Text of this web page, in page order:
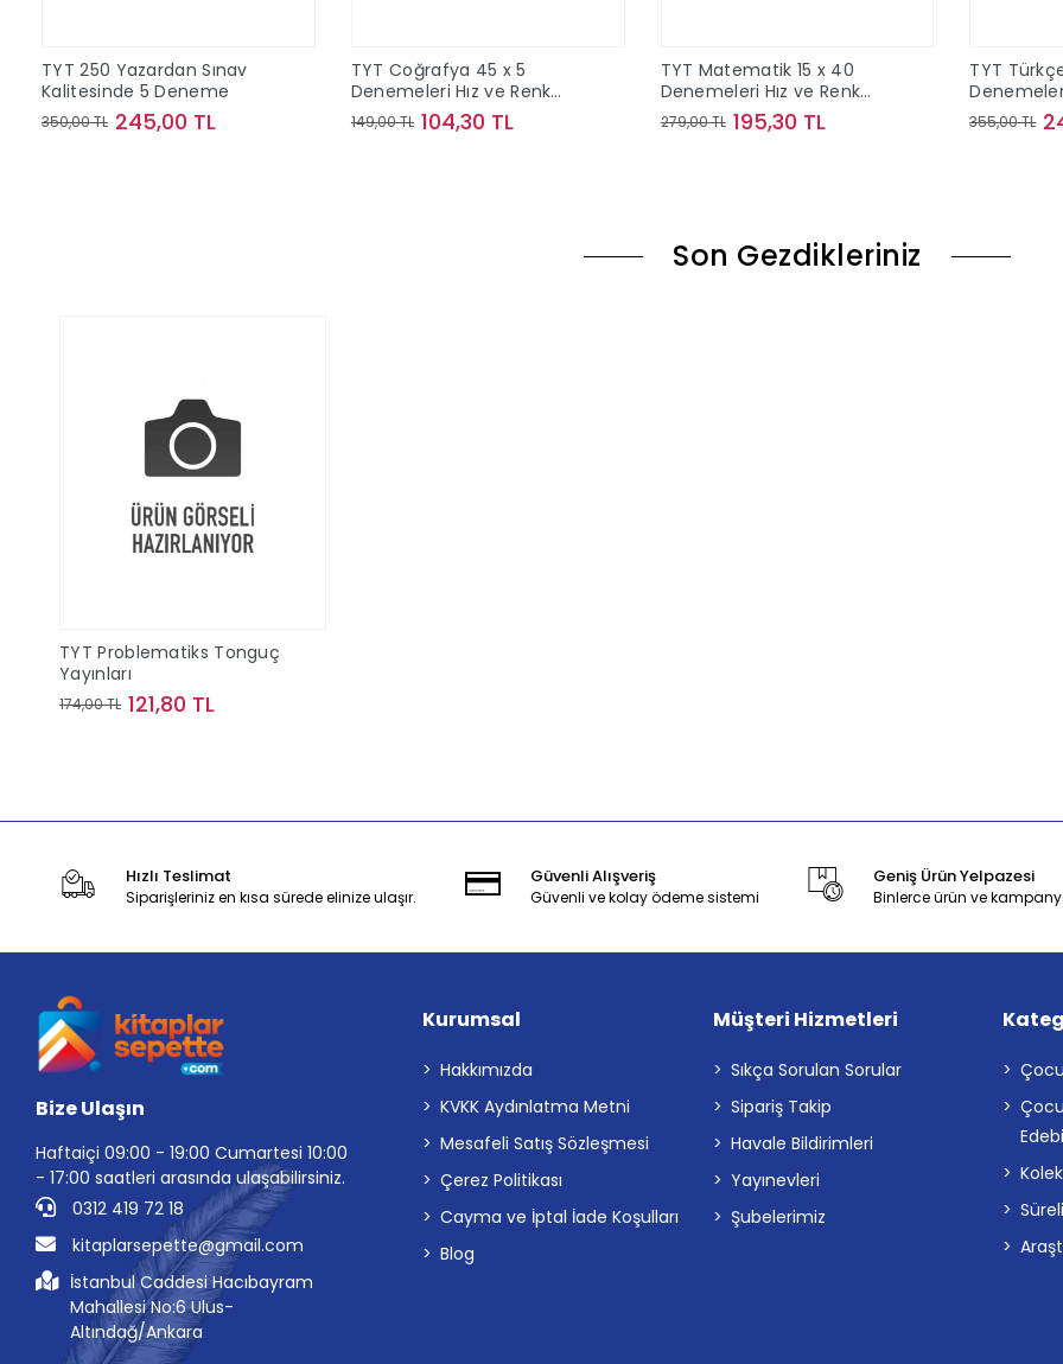
TYT 250 Yazardan Sınav
Kalitesinde 5 Deneme
350,00 TL 245,00 TL
TYT Coğrafya 45 x 5
Denemeleri Hız ve Renk
Yayınları
149,00 TL 104,30 TL
TYT Matematik 15 x 40
Denemeleri Hız ve Renk
Yayınları
279,00 TL 195,30 TL
TYT
Yayınları
355,00 TL
Son Gezdikleriniz
TYT Problematiks Tonguç
Yayınları
174,00 TL 121,80 TL
Hızlı Teslimat
Siparişleriniz en kısa sürede elinize ulaşır.
Güvenli Alışveriş
Güvenli ve kolay ödeme sistemi
Geniş Ürün Yelpazesi
Binlerce ürün ve
Bize Ulaşın
Haftaiçi 09:00 - 19:00 Cumartesi 10:00
- 17:00 saatleri arasında ulaşabilirsiniz.
0312 419 72 18
kitaplarsepette@gmail.com
İstanbul Caddesi Hacıbayram
Mahallesi No:6 Ulus-
Altındağ/Ankara
Kurumsal
Hakkımızda
KVKK Aydınlatma Metni
Mesafeli Satış Sözleşmesi
Çerez Politikası
Cayma ve İptal İade Koşulları
Blog
Müşteri Hizmetleri
Sıkça Sorulan Sorular
Sipariş Takip
Havale Bildirimleri
Yayınevleri
Şubelerimiz